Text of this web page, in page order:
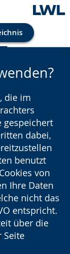
die im
gespeichert
dabei,
benutzt
von
Ihre Daten
nicht das
entspricht.
über die
Seite